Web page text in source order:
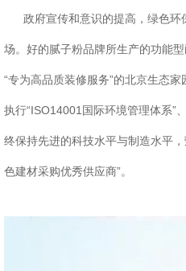
政府宣传和意识的提高，绿色环
场。好的腻子粉品牌所生产的功能
“专为高品质装修服务”的北京生态
执行“ISO14001国际环境管理体系”
终保持先进的科技水平与制造水平
色建材采购优秀供应商”。